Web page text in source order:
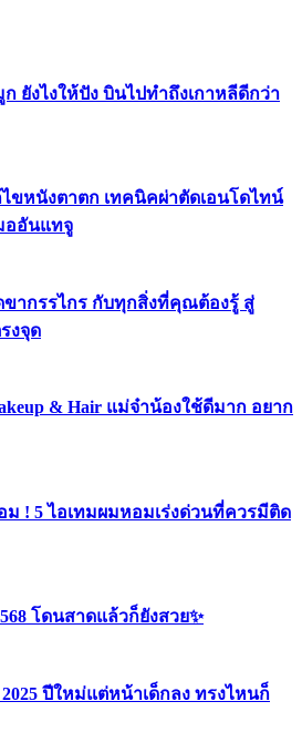
ยังไงให้ปัง บินไปทำถึงเกาหลีดีกว่า
ขหนังตาตก เทคนิคผ่าตัดเอนโดไทน์
ออันแทจู
ขากรรไกร กับทุกสิ่งที่คุณต้องรู้ สู่
งจุด
& Hair แม่จ๋าน้องใช้ดีมาก อยาก
ม ! 5 ไอเทมผมหอมเร่งด่วนที่ควรมีติด
โดนสาดแล้วก็ยังสวย✨
ปีใหม่แต่หน้าเด็กลง ทรงไหนก็